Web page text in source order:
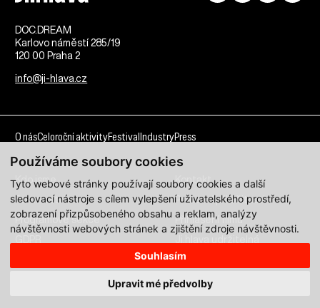
Používáme soubory cookies
Tyto webové stránky používají soubory cookies a další
sledovací nástroje s cílem vylepšení uživatelského prostředí,
zobrazení přizpůsobeného obsahu a reklam, analýzy
návštěvnosti webových stránek a zjištění zdroje návštěvnosti.
Souhlasím
Upravit mé předvolby
DOC.DREAM​
Karlovo náměstí 285/19
120 00 Praha 2
info@ji-hlava.cz
O násCeloroční aktivityFestival IndustryPress
Kdo jsme
Kontakt
Partnerství
Pracovní příležitosti
Programové sekce
Přihlášení filmu
Všechna práva vyhrazena DOC.DREAM services s. r. o.
Zásady zpracování osobních údajů pro MFDF Ji.hlava zde